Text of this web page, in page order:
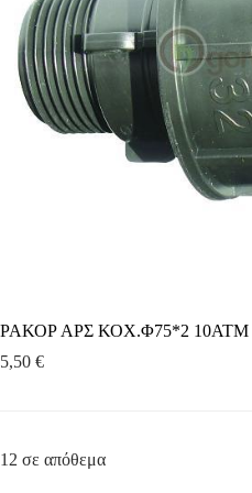
ΡΑΚΟΡ ΑΡΣ ΚΟΧ.Φ75*2 10ΑΤΜ
5,50 €
12 σε απόθεμα